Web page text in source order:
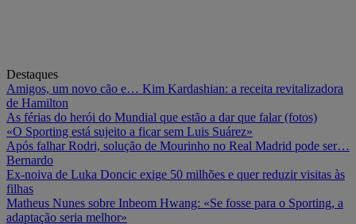
Destaques
Amigos, um novo cão e… Kim Kardashian: a receita revitalizadora
de Hamilton
As férias do herói do Mundial que estão a dar que falar (fotos)
«O Sporting está sujeito a ficar sem Luis Suárez»
Após falhar Rodri, solução de Mourinho no Real Madrid pode ser…
Bernardo
Ex-noiva de Luka Doncic exige 50 milhões e quer reduzir visitas às
filhas
Matheus Nunes sobre Inbeom Hwang: «Se fosse para o Sporting, a
adaptação seria melhor»